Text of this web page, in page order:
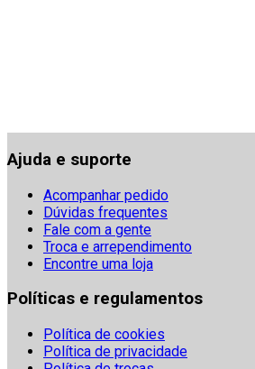
Ajuda e suporte
Acompanhar pedido
Dúvidas frequentes
Fale com a gente
Troca e arrependimento
Encontre uma loja
Políticas e regulamentos
Política de cookies
Política de privacidade